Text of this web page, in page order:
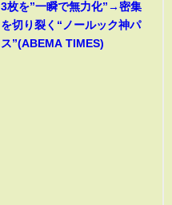
3枚を”一瞬で無力化”→密集
を切り裂く“ノールック神パ
ス”(ABEMA TIMES)